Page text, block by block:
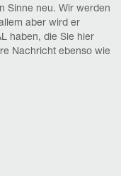
Sinne neu. Wir werden
aber wird er
haben, die Sie hier
Nachricht ebenso wie